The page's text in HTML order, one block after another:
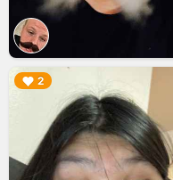
2
▶︎